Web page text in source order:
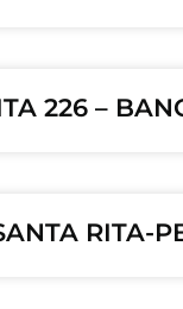
226 –
RITA-